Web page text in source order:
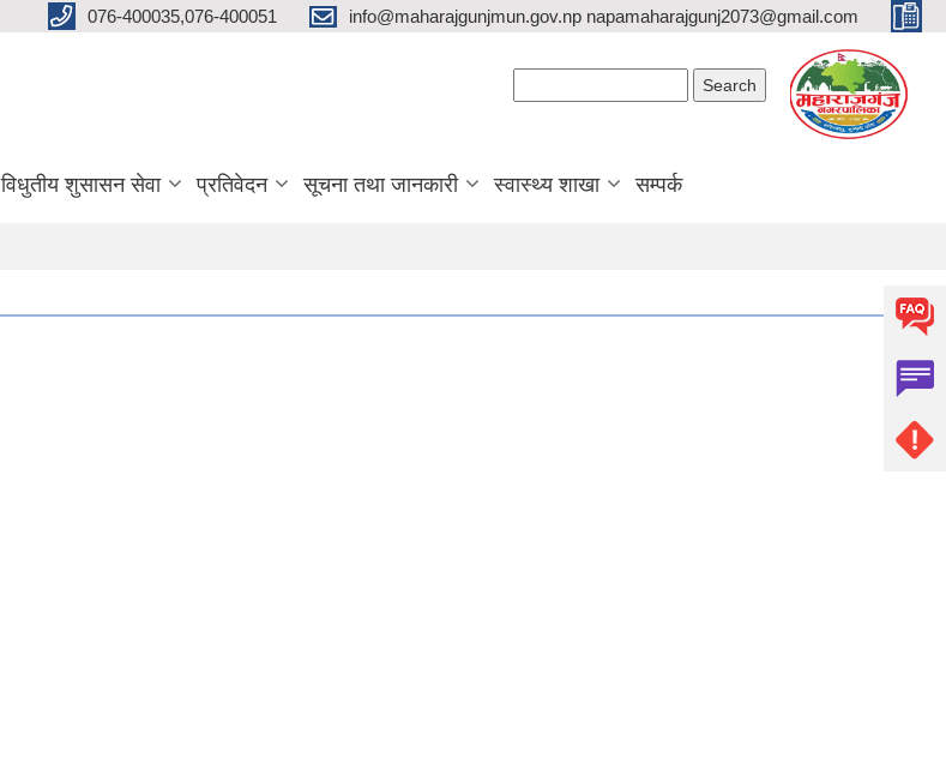
076-400035,076-400051 info@maharajgunjmun.gov.np napamaharajgunj2073@gmail.com
विधुतीय शुसासन सेवा प्रतिवेदन सूचना तथा जानकारी स्वास्थ्य शाखा सम्पर्क